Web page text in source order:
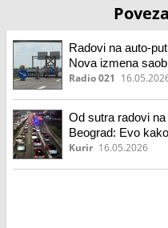
Radovi na auto-
Nova izmena
Radio 021
Od sutra radovi
Beograd: Evo
Kurir 16.05.2026